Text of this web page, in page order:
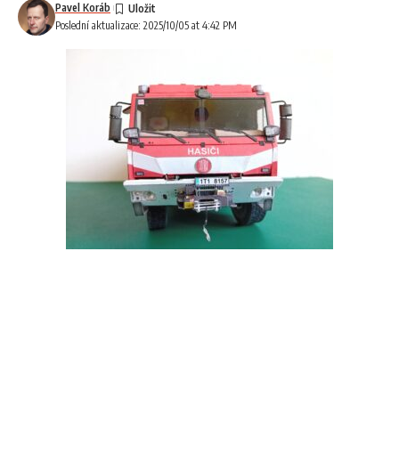
Poslední aktualizace: 2025/10/05 at 4:42 PM
Pavel Koráb